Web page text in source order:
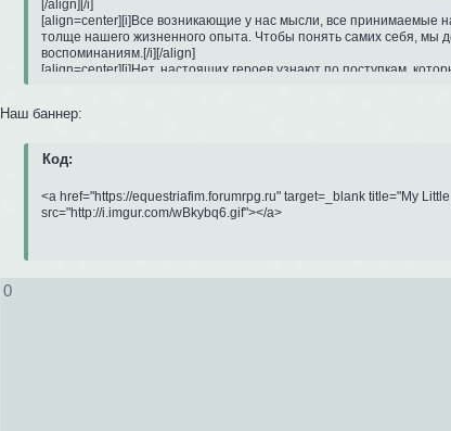
[/align][/i]
[align=center][i]Все возникающие у нас мысли, все принимаемые
толще нашего жизненного опыта. Чтобы понять самих себя,
воспоминаниям.[/i][/align]
[align=center][i]Нет, настоящих героев узнают по поступкам,
[align=center][url=https://equestriafim.forumrpg.ru/][img=Ваша
Наш баннер:
Код:
<a href="https://equestriafim.forumrpg.ru" target=_blank title="My
src="http://i.imgur.com/wBkybq6.gif"></a>
0